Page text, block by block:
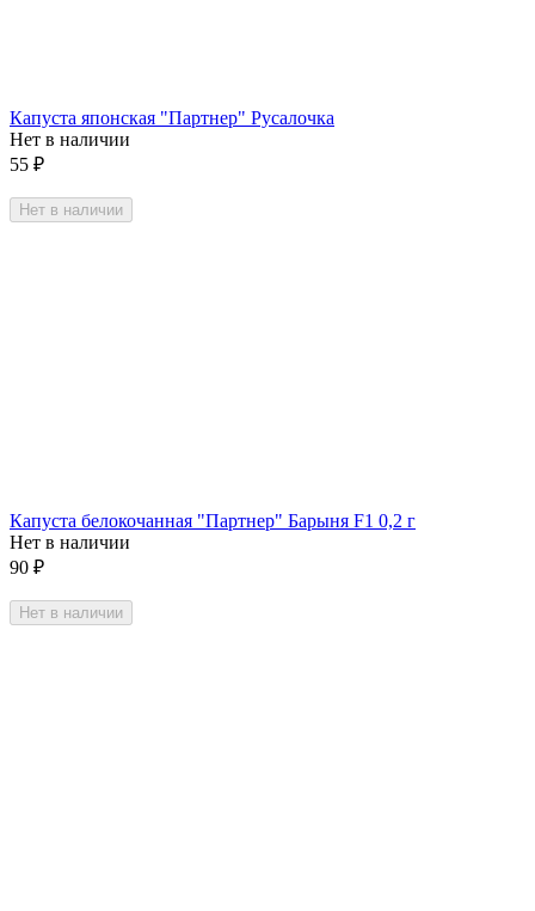
Капуста японская "Партнер" Русалочка
Нет в наличии
55 ₽
Нет в наличии
Капуста белокочанная "Партнер" Барыня F1 0,2 г
Нет в наличии
90 ₽
Нет в наличии